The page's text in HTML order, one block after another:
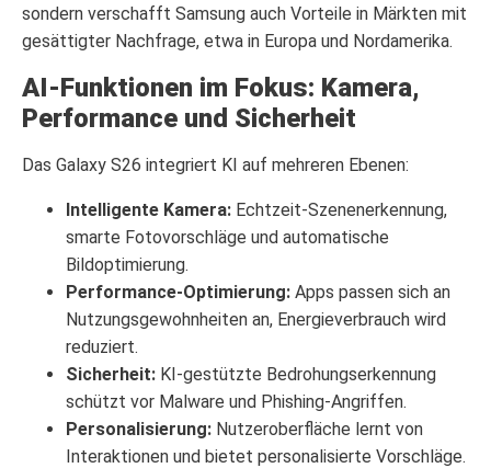
sondern verschafft Samsung auch Vorteile in Märkten mit
gesättigter Nachfrage, etwa in Europa und Nordamerika.
AI‑Funktionen im Fokus: Kamera,
Performance und Sicherheit
Das Galaxy S26 integriert KI auf mehreren Ebenen:
Intelligente Kamera: Echtzeit-Szenenerkennung,
smarte Fotovorschläge und automatische
Bildoptimierung.
Performance-Optimierung: Apps passen sich an
Nutzungsgewohnheiten an, Energieverbrauch wird
reduziert.
Sicherheit: KI-gestützte Bedrohungserkennung
schützt vor Malware und Phishing-Angriffen.
Personalisierung: Nutzeroberfläche lernt von
Interaktionen und bietet personalisierte Vorschläge.